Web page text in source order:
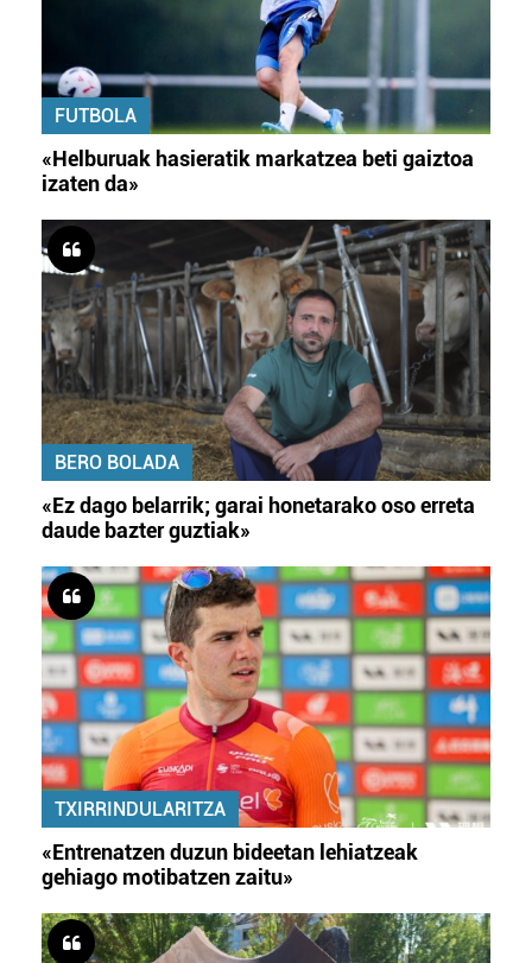
FUTBOLA
«Helburuak hasieratik markatzea beti gaiztoa
izaten da»
BERO BOLADA
«Ez dago belarrik; garai honetarako oso erreta
daude bazter guztiak»
TXIRRINDULARITZA
«Entrenatzen duzun bideetan lehiatzeak
gehiago motibatzen zaitu»